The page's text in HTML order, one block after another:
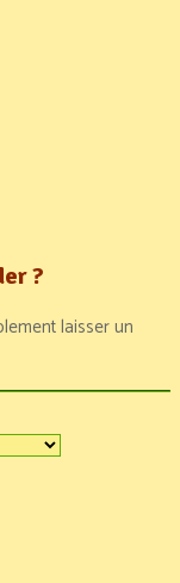
?
laisser un